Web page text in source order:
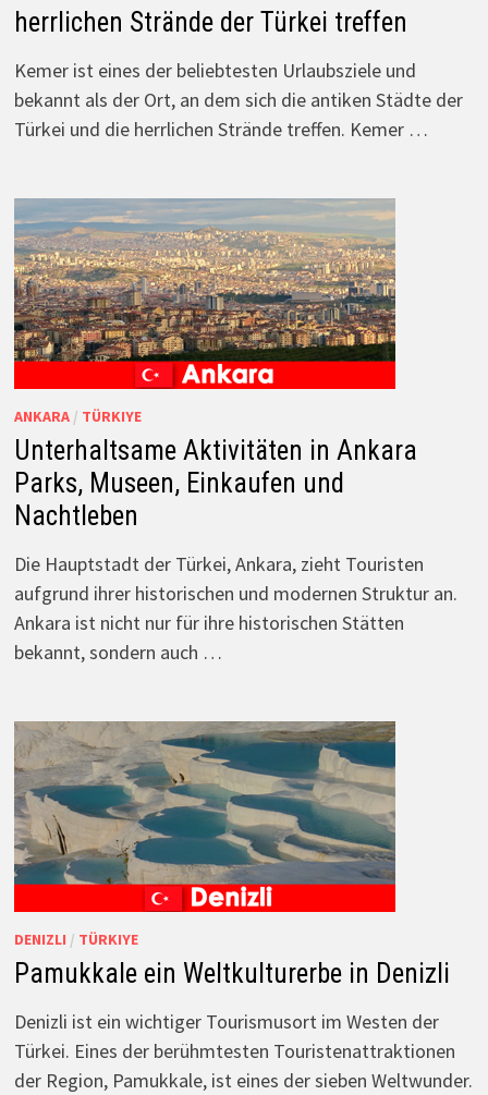
herrlichen Strände der Türkei treffen
Kemer ist eines der beliebtesten Urlaubsziele und
bekannt als der Ort, an dem sich die antiken Städte der
Türkei und die herrlichen Strände treffen. Kemer …
ANKARA/ TÜRKIYE
Unterhaltsame Aktivitäten in Ankara
Parks, Museen, Einkaufen und
Nachtleben
Die Hauptstadt der Türkei, Ankara, zieht Touristen
aufgrund ihrer historischen und modernen Struktur an.
Ankara ist nicht nur für ihre historischen Stätten
bekannt, sondern auch …
DENIZLI / TÜRKIYE
Pamukkale ein Weltkulturerbe in Denizli
Denizli ist ein wichtiger Tourismusort im Westen der
Türkei. Eines der berühmtesten Touristenattraktionen
der Region, Pamukkale, ist eines der sieben Weltwunder.